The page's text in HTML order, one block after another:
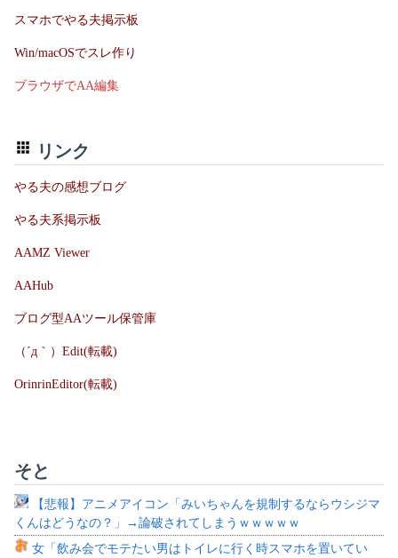
スマホでやる夫掲示板
Win/macOSでスレ作り
ブラウザでAA編集
リンク
やる夫の感想ブログ
やる夫系掲示板
AAMZ Viewer
AAHub
ブログ型AAツール保管庫
（´д｀）Edit(転載)
OrinrinEditor(転載)
そと
【悲報】アニメアイコン「みいちゃんを規制するならウシジマ
くんはどうなの？」→論破されてしまうｗｗｗｗｗ
女「飲み会でモテたい男はトイレに行く時スマホを置いてい